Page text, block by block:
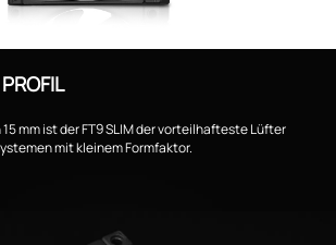
mm ist der FT9 SLIM der vorteilhafteste Lüfter
mit kleinem Formfaktor.